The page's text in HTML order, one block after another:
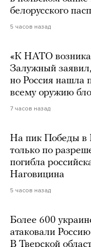
белорусского
5 часов назад
«К НАТО
Залужный
но Россия нашла
всему оружию
7 часов назад
На пик Победы в
только по
погибла
Наговицина
5 часов назад
Более 600
атаковали
В Тверской